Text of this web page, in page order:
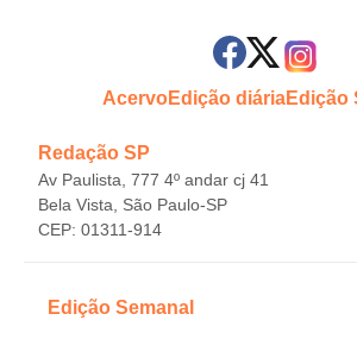
AcervoEdição diáriaEdição
Redação SP
Av Paulista, 777 4º andar cj 41
Bela Vista, São Paulo-SP
CEP: 01311-914
Edição Semanal